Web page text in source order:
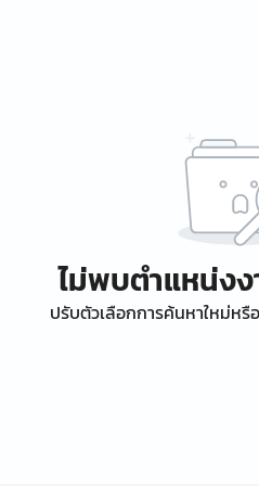
ไม่พบตำแหน่ง
ปรับตัวเลือกการค้นหาใหม่ห